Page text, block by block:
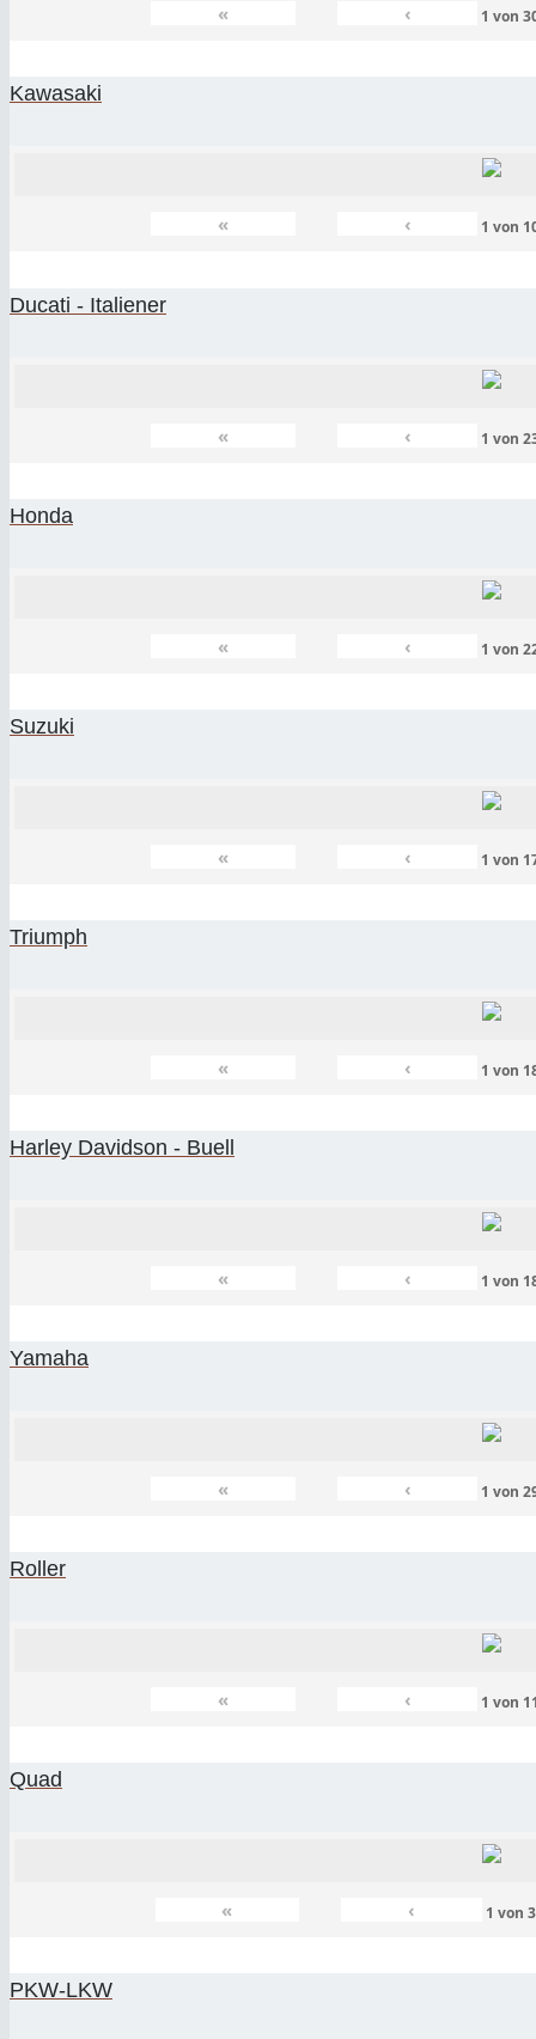
« ‹ 1 von
Kawasaki
« ‹ 1 von
Ducati - Italiener
« ‹ 1 von
Honda
« ‹ 1 von
Suzuki
« ‹ 1 von
Triumph
« ‹ 1 von
Harley Davidson - Buell
« ‹ 1 von
Yamaha
« ‹ 1 von
Roller
« ‹ 1 von
Quad
« ‹ 1 von
PKW-LKW